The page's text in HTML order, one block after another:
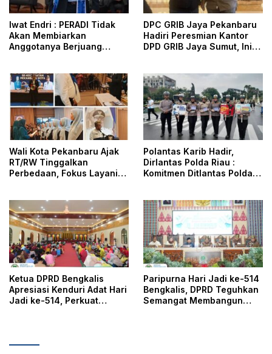
Iwat Endri : PERADI Tidak
Akan Membiarkan
Anggotanya Berjuang
Penegak Hukum
DPC GRIB Jaya Pekanbaru
Hadiri Peresmian Kantor
DPD GRIB Jaya Sumut, Ini
Wali Kota Pekanbaru Ajak
RT/RW Tinggalkan
Perbedaan, Fokus Layani
Polantas Karib Hadir,
Dirlantas Polda Riau :
Komitmen Ditlantas Polda
dan Edukasi Kepada
Masyarakat
Ketua DPRD Bengkalis
Apresiasi Kenduri Adat Hari
Jadi ke-514, Perkuat
Paripurna Hari Jadi ke-514
Bengkalis, DPRD Teguhkan
Semangat Membangun